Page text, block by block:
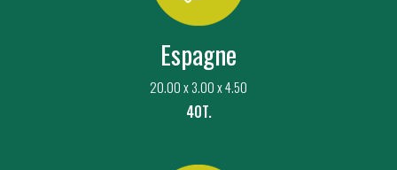
Espagne
20.00 x 3.00 x 4.50
40T.